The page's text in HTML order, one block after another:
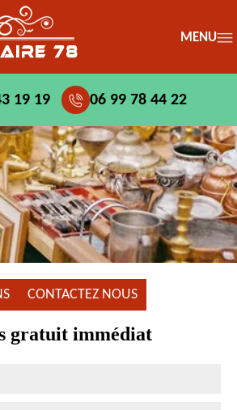
MENU
19 19 06 99 78 44 22
CONTACTEZ NOUS
gratuit immédiat